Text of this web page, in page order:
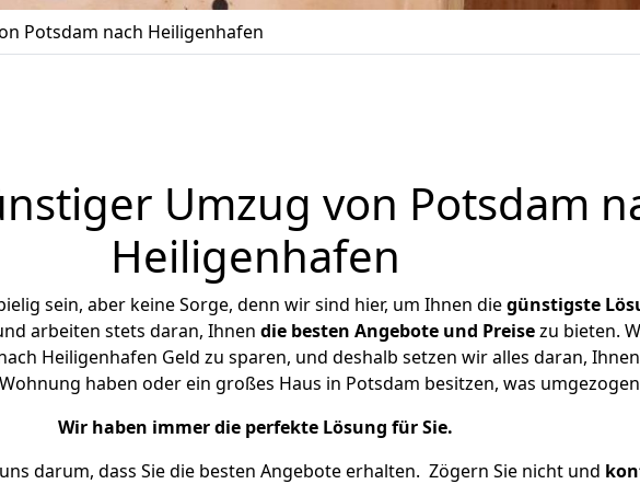
Potsdam nach Heiligenhafen
Umzug von Potsdam
Heiligenhafen
sein, aber keine Sorge, denn wir sind hier, um Ihnen diegünstigste
arbeiten stets daran, Ihnen die besten Angebote und Preisezu bieten.
Heiligenhafen Geld zu sparen, und deshalb setzen wir alles daran,
haben oder ein großes Haus in Potsdam besitzen, was
Wir haben immer die perfekte Lösung für Sie.
darum, dass Sie die besten Angebote erhalten. Zögern Sie nicht und